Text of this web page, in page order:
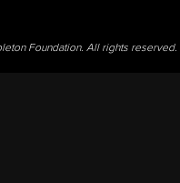
Foundation. All rights reserved.